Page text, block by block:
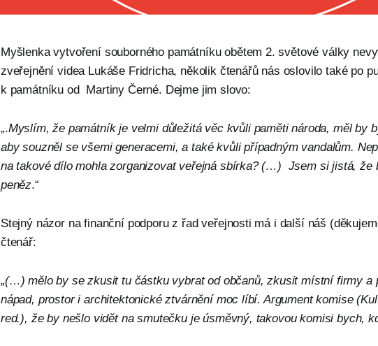
Myšlenka vytvoření souborného památníku obětem 2. světové války
zveřejnění videa Lukáše Fridricha, několik čtenářů nás oslovilo také po
k památníku od Martiny Černé. Dejme jim slovo:
„.Myslím, že památník je velmi důležitá věc kvůli paměti národa, měl by
aby souzněl se všemi generacemi, a také kvůli případným vandalům.
na takové dílo mohla zorganizovat veřejná sbírka? (…) Jsem si jistá, že
peněz.“
Stejný názor na finanční podporu z řad veřejnosti má i další náš
čtenář:
„(…) mělo by se zkusit tu částku vybrat od občanů, zkusit místní firmy a
nápad, prostor i architektonické ztvárnění moc líbí. Argument komise
red.), že by nešlo vidět na smutečku je úsměvný, takovou komisi bych,